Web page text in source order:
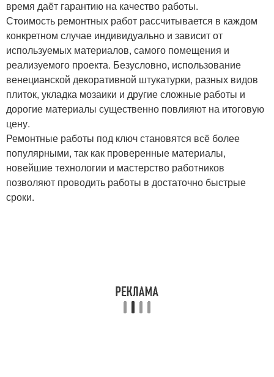
время даёт гарантию на качество работы.
Стоимость ремонтных работ рассчитывается в каждом
конкретном случае индивидуально и зависит от
используемых материалов, самого помещения и
реализуемого проекта. Безусловно, использование
венецианской декоративной штукатурки, разных видов
плиток, укладка мозаики и другие сложные работы и
дорогие материалы существенно повлияют на итоговую
цену.
Ремонтные работы под ключ становятся всё более
популярными, так как проверенные материалы,
новейшие технологии и мастерство работников
позволяют проводить работы в достаточно быстрые
сроки.